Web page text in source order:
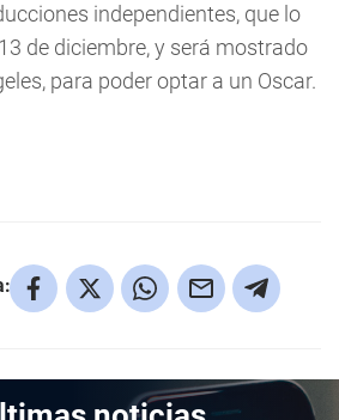
independientes, que lo
de diciembre, y será mostrado
para poder optar a un Oscar.